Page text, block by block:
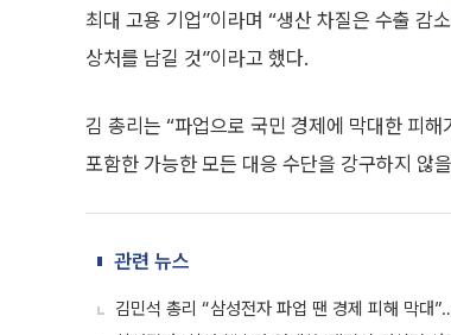
최대 고용 기업”이라며 “생산 차질은 수출 감
상처를 남길 것”이라고 했다.
김 총리는 “파업으로 국민 경제에 막대한 피
포함한 가능한 모든 대응 수단을 강구하지 않
관련 뉴스
김민석 총리 “삼성전자 파업 땐 경제 피해 막대